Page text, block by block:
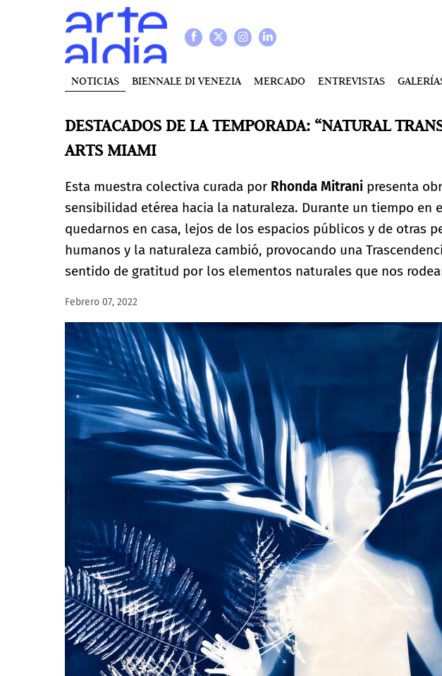
NOTICIAS BIENNALE DI VENEZIA MERCADO ENTREVISTAS
DESTACADOS DE LA TEMPORADA: “NATURAL
ARTS MIAMI
Esta muestra colectiva curada por Rhonda Mitrani presenta
sensibilidad etérea hacia la naturaleza. Durante un tiempo en
quedarnos en casa, lejos de los espacios públicos y de otras
humanos y la naturaleza cambió, provocando una
sentido de gratitud por los elementos naturales que nos
Febrero 07, 2022